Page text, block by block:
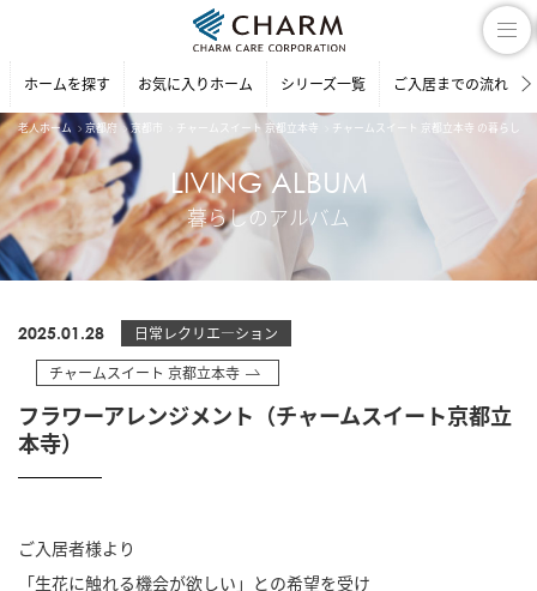
ホームを探す お気に入りホーム シリーズ一覧 ご入居までの流れ
老人ホーム 京都府 京都市 チャームスイート 京都立本寺 チャームスイート 京都立本寺 の暮らしの
LIVING ALBUM
暮らしのアルバム
2025.01.28
日常レクリエ―ション
チャームスイート 京都立本寺
フラワーアレンジメント（チャームスイート京都立
本寺）
ご入居者様より
「生花に触れる機会が欲しい」との希望を受け